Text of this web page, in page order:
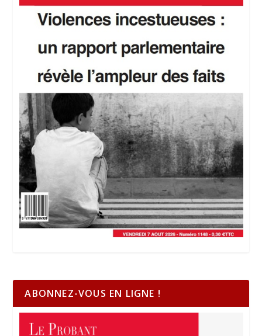
ABONNEZ-VOUS EN LIGNE !